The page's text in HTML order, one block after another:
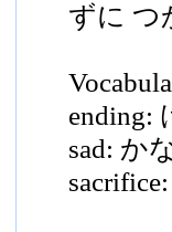
ずに つ
ending:
sad: か